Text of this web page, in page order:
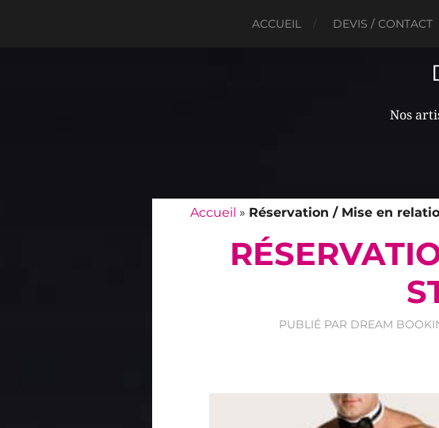
ACCUEIL DEVIS / CONTACT
Nos
Accueil » Réservation / Mise en
PUBLIÉ PAR DREAM